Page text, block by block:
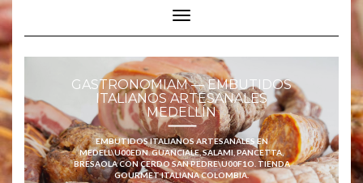
Cambiar modo de navegación
GASTRONOMIAM — EMBUTIDOS
ITALIANOS ARTESANALES
MEDELLÍN
EMBUTIDOS ITALIANOS ARTESANALES EN
MEDELL\U00EDN. GUANCIALE, SALAMI, PANCETTA,
BRESAOLA CON CERDO SAN PEDRE\U00F1O. TIENDA
GOURMET ITALIANA COLOMBIA.